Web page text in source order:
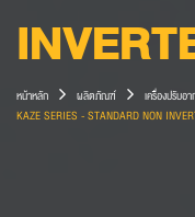
หน้าหลัก ผลิตภัณฑ์
เครื่องปรับอ
KAZE SERIES - STANDARD NON